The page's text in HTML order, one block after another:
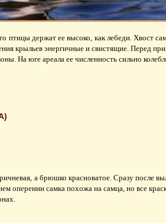
птицы держат ее высоко, как лебеди. Хвост
крыльев энергичные и свистящие. Перед
На юге ареала ее численность сильно
а брюшко красноватое. Сразу после
оперении самка похожа на самца, но все